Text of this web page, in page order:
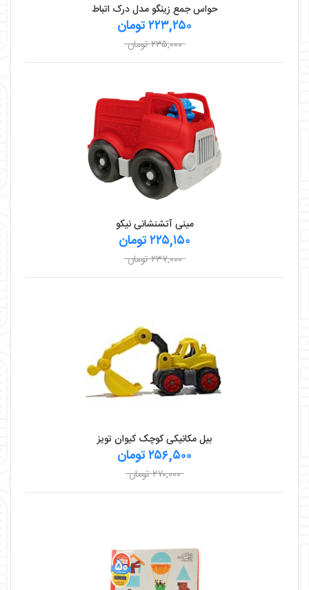
حواس جمع زينگو مدل درک اتباط
۲۲۳,۲۵۰ تومان
۲۳۵,۰۰۰ تومان
مینی آتشنشانی نیکو
۲۲۵,۱۵۰ تومان
۲۳۷,۰۰۰ تومان
بیل مکانیکی کوچک کیوان تویز
۲۵۶,۵۰۰ تومان
۲۷۰,۰۰۰ تومان